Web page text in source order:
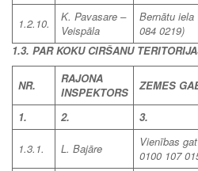
1.2.10.
K. Pavasare –
Veispāla
Bernātu
084 0219)
1.3. PAR KOKU CIRŠANU
NR.
RAJONA
INSPEKTORS
ZEMES
1. 2. 3.
1.3.1. L. Bajāre Vienības
0100 107